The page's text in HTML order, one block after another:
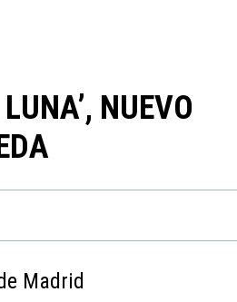
NUEVO
Madrid